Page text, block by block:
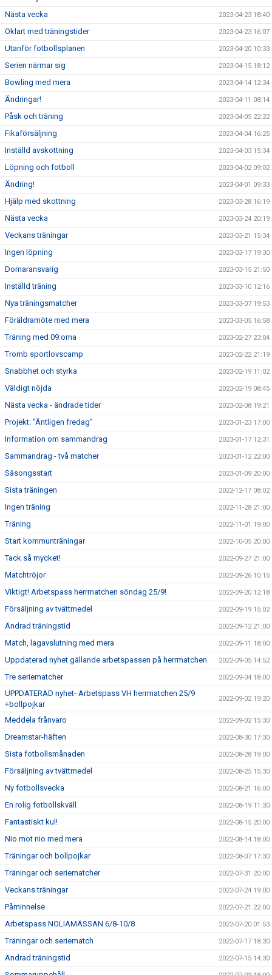
Nästa vecka 2023-04-23 18:40
Oklart med träningstider 2023-04-23 16:07
Utanför fotbollsplanen 2023-04-20 10:33
Serien närmar sig 2023-04-15 18:12
Bowling med mera 2023-04-14 12:34
Ändringar! 2023-04-11 08:14
Påsk och träning 2023-04-05 22:22
Fikaförsäljning 2023-04-04 16:25
Inställd avskottning 2023-04-03 15:34
Löpning och fotboll 2023-04-02 09:02
Ändring! 2023-04-01 09:33
Hjälp med skottning 2023-03-28 16:19
Nästa vecka 2023-03-24 20:19
Veckans träningar 2023-03-21 15:34
Ingen löpning 2023-03-17 19:30
Domaransvarig 2023-03-15 21:50
Inställd träning 2023-03-10 12:16
Nya träningsmatcher 2023-03-07 19:53
Föräldramöte med mera 2023-03-05 16:58
Träning med 09:orna 2023-02-27 23:04
Tromb sportlovscamp 2023-02-22 21:19
Snabbhet och styrka 2023-02-19 11:02
Väldigt nöjda 2023-02-19 08:45
Nästa vecka - ändrade tider 2023-02-08 19:21
Projekt: ”Äntligen fredag” 2023-01-23 17:00
Information om sammandrag 2023-01-17 12:31
Sammandrag - två matcher 2023-01-12 22:00
Säsongsstart 2023-01-09 20:00
Sista träningen 2022-12-17 08:02
Ingen träning 2022-11-28 21:00
Träning 2022-11-01 19:00
Start kommunträningar 2022-10-05 20:00
Tack så mycket! 2022-09-27 21:00
Matchtröjor 2022-09-26 10:15
Viktigt! Arbetspass herrmatchen söndag 25/9! 2022-09-20 12:18
Försäljning av tvättmedel 2022-09-19 15:02
Ändrad träningstid 2022-09-12 21:00
Match, lagavslutning med mera 2022-09-11 18:00
Uppdaterad nyhet gällande arbetspassen på herrmatchen 2022-09-05 14:52
Tre seriematcher 2022-09-04 18:00
UPPDATERAD nyhet- Arbetspass VH herrmatchen 25/9
+bollpojkar
2022-09-02 19:20
Meddela frånvaro 2022-09-02 15:30
Dreamstar-häften 2022-08-30 17:30
Sista fotbollsmånaden 2022-08-28 19:00
Försäljning av tvättmedel 2022-08-25 15:30
Ny fotbollsvecka 2022-08-21 16:00
En rolig fotbollskväll 2022-08-19 11:30
Fantastiskt kul! 2022-08-15 20:00
Nio mot nio med mera 2022-08-14 18:00
Träningar och bollpojkar 2022-08-07 17:30
Träningar och seriematcher 2022-07-31 20:00
Veckans träningar 2022-07-24 19:00
Påminnelse 2022-07-21 22:00
Arbetspass NOLIAMÄSSAN 6/8-10/8 2022-07-20 01:53
Träningar och seriematch 2022-07-17 18:30
Ändrad träningstid 2022-07-15 14:30